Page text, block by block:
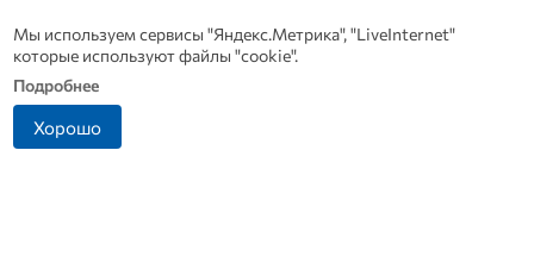
Мы используем сервисы "Яндекс.Метрика", "LiveInternet"
которые используют файлы "cookie".
Подробнее
Хорошо